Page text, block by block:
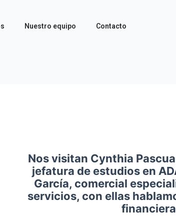
Nuestro equipo Contacto
Nos visitan Cynthia
jefatura de estudios en
García, comercial
servicios, con ellas